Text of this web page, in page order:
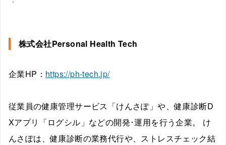
株式会社Personal Health Tech
企業HP： https://ph-tech.jp/
従業員の健康管理サービス「けんさぽ」や、健康診断D
Xアプリ「ログシル」などの開発･運用を行う企業。 け
んさぽは、健康診断の業務代行や、ストレスチェック結